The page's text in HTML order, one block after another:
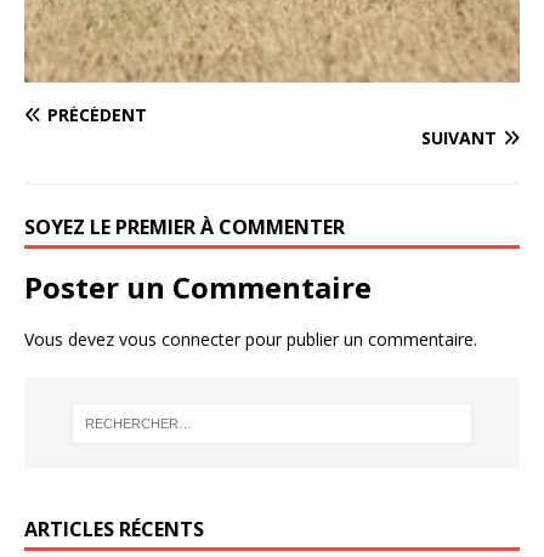
PRÉCÉDENT
SUIVANT
SOYEZ LE PREMIER À COMMENTER
Poster un Commentaire
Vous devez vous connecterpour publier un commentaire.
ARTICLES RÉCENTS